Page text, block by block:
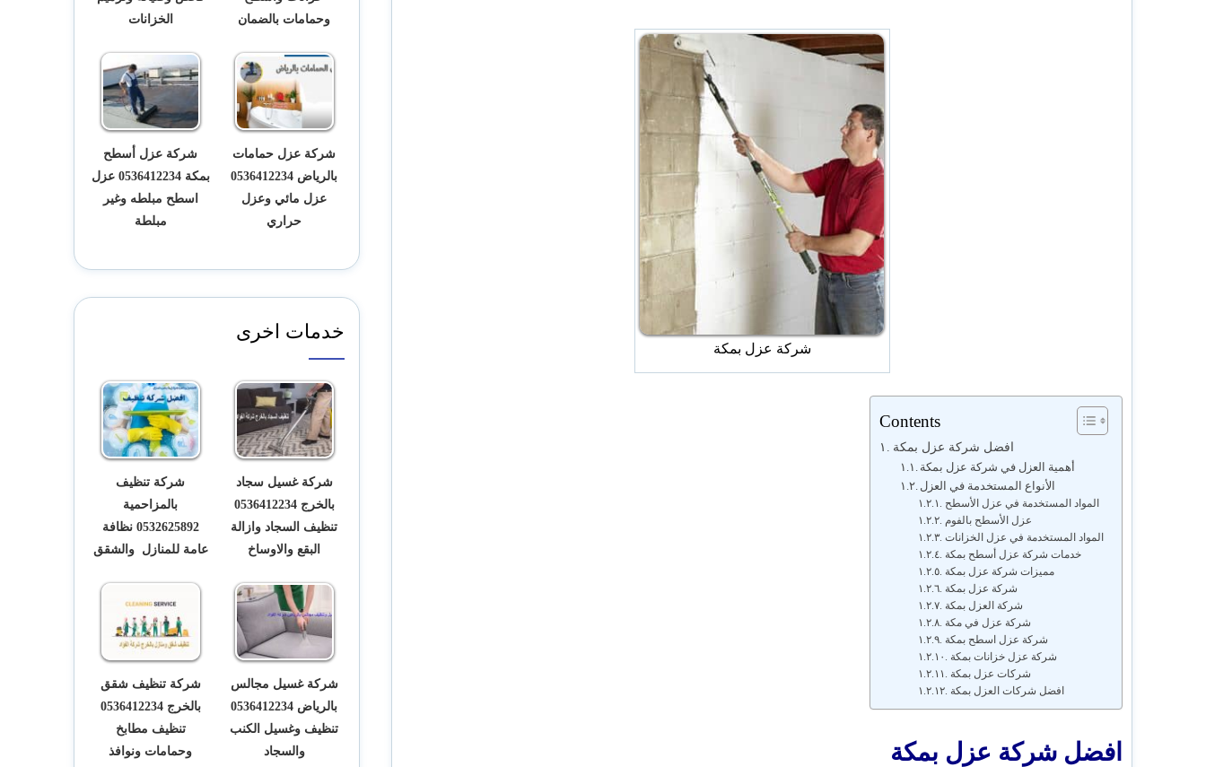
شركة عزل بمكة
Contents
افضل شركة عزل بمكة
أهمية العزل في شركة عزل بمكة
الأنواع المستخدمة في العزل
المواد المستخدمة في عزل الأسطح
عزل الأسطح بالفوم
المواد المستخدمة في عزل الخزانات
خدمات شركة عزل أسطح بمكة
مميزات شركة عزل بمكة
شركات عزل بمكة
افضل شركة عزل بمكة
وحمامات بالضمان
الخزانات
شركة عزل حمامات
بالرياض 0536412234
عزل مائي وعزل
حراري
شركة عزل أسطح
بمكة 0536412234 عزل
اسطح مبلطه وغير
مبلطة
خدمات اخرى
شركة غسيل سجاد
بالخرج 0536412234
تنظيف السجاد وازالة
البقع والاوساخ
شركة تنظيف
بالمزاحمية
0532625892 نظافة
عامة للمنازل والشقق
شركة غسيل مجالس
بالرياض 0536412234
تنظيف وغسيل الكنب
والسجاد
شركة تنظيف شقق
بالخرج 0536412234
تنظيف مطابخ
وحمامات ونوافذ